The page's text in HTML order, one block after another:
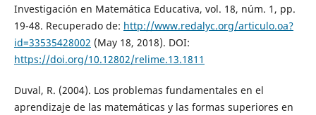
Investigación en Matemática Educativa, vol. 18, núm. 1, pp.
19-48. Recuperado de: http://www.redalyc.org/articulo.oa?
id=33535428002 (May 18, 2018). DOI:
https://doi.org/10.12802/relime.13.1811
Duval, R. (2004). Los problemas fundamentales en el
aprendizaje de las matemáticas y las formas superiores en